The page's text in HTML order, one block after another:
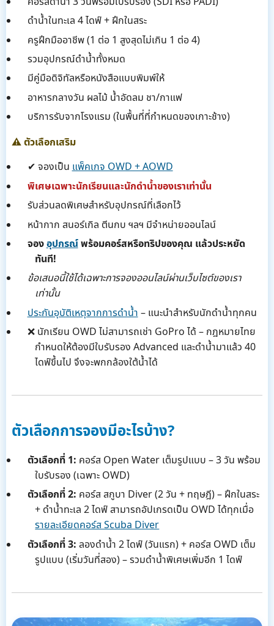
ดำน้ำในทะเล 4 ไดฟ์ + ฝึกในสระ
ครูฝึกมืออาชีพ (1 ต่อ 1 สูงสุดไม่เกิน 1 ต่อ 4)
รวมอุปกรณ์ดำน้ำทั้งหมด
มีคู่มือดิจิทัลหรือหนังสือแบบพิมพ์ให้
อาหารกลางวัน ผลไม้ น้ำอัดลม ชา/กาแฟ
บริการรับจากโรงแรม (ในพื้นที่ที่กำหนดของเกาะช้าง)
⚠️ ตัวเลือกเสริม
✔ จองเป็นแพ็คเกจ OWD + AOWD
พิเศษเฉพาะนักเรียนและนักดำน้ำของเราเท่านั้น
รับส่วนลดพิเศษสำหรับอุปกรณ์ที่เลือกไว้
หน้ากาก สนอร์เกิล ตีนกบ ฯลฯ มีจำหน่ายออนไลน์
จองอุปกรณ์พร้อมคอร์สหรือทริปของคุณ แล้วประหยัด
ทันที!
ข้อเสนอนี้ใช้ได้เฉพาะการจองออนไลน์ผ่านเว็บไซต์ของเรา
เท่านั้น
ประกันอุบัติเหตุจากการดำน้ำ – แนะนำสำหรับนักดำน้ำทุกคน
❌ นักเรียน OWD ไม่สามารถเช่า GoPro ได้ – กฎหมายไทย
กำหนดให้ต้องมีใบรับรอง Advanced และดำน้ำมาแล้ว 40
ไดฟ์ขึ้นไป จึงจะพกกล้องใต้น้ำได้
ตัวเลือกการจองมีอะไรบ้าง?
ตัวเลือกที่ 1: คอร์ส Open Water เต็มรูปแบบ – 3 วัน พร้อม
ใบรับรอง (เฉพาะ OWD)
ตัวเลือกที่ 2: คอร์ส สกูบา Diver (2 วัน + ทฤษฎี) – ฝึกในสระ
+ ดำน้ำทะเล 2 ไดฟ์ สามารถอัปเกรดเป็น OWD ได้ทุกเมื่อ
รายละเอียดคอร์ส Scuba Diver
ตัวเลือกที่ 3: ลองดำน้ำ 2 ไดฟ์ (วันแรก) + คอร์ส OWD เต็ม
รูปแบบ (เริ่มวันที่สอง) – รวมดำน้ำพิเศษเพิ่มอีก 1 ไดฟ์